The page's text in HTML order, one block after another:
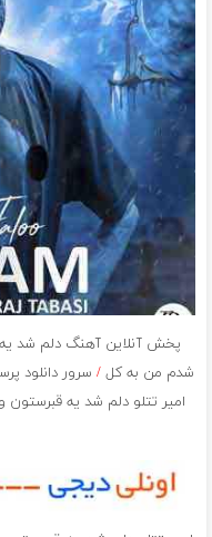
پخش آنلاین آهنگ دلم شد
شدم من به کل/ سرور دانلود
امیر تتلو دلم شد یه